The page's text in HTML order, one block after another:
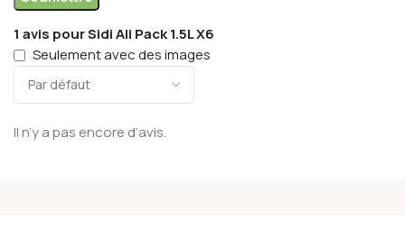
1 avis pourSidi Ali Pack 1.5L X6
Seulement avec des images
Il n’y a pas encore d’avis.